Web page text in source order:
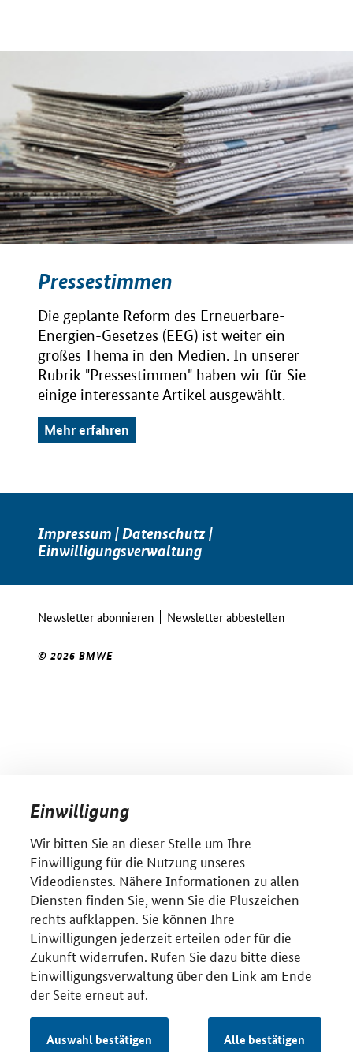
Pressestimmen
Die geplante Reform des Erneuerbare-
Energien-Gesetzes (EEG) ist weiter ein
großes Thema in den Medien. In unserer
Rubrik "Pressestimmen" haben wir für Sie
einige interessante Artikel ausgewählt.
Mehr erfahren
Impressum |Datenschutz|
Einwilligungsverwaltung
Newsletter abonnieren Newsletter abbestellen
© 2026 BMWE
Einwilligung
Wir bitten Sie an dieser Stelle um Ihre
Einwilligung für die Nutzung unseres
Videodienstes. Nähere Informationen zu allen
Diensten finden Sie, wenn Sie die Pluszeichen
rechts aufklappen. Sie können Ihre
Einwilligungen jederzeit erteilen oder für die
Zukunft widerrufen. Rufen Sie dazu bitte diese
Einwilligungsverwaltung über den Link am Ende
der Seite erneut auf.
Auswahl bestätigen Alle bestätigen